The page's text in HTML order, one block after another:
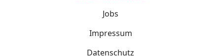
Jobs
Impressum
Datenschutz